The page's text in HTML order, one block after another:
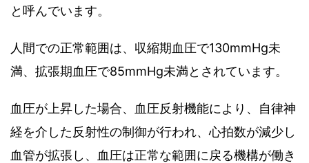
と呼んでいます。
人間での正常範囲は、収縮期血圧で130mmHg未
満、拡張期血圧で85mmHg未満とされています。
血圧が上昇した場合、血圧反射機能により、自律神
経を介した反射性の制御が行われ、心拍数が減少し
血管が拡張し、血圧は正常な範囲に戻る機構が働き